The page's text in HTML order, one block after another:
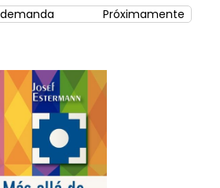
Próximamente